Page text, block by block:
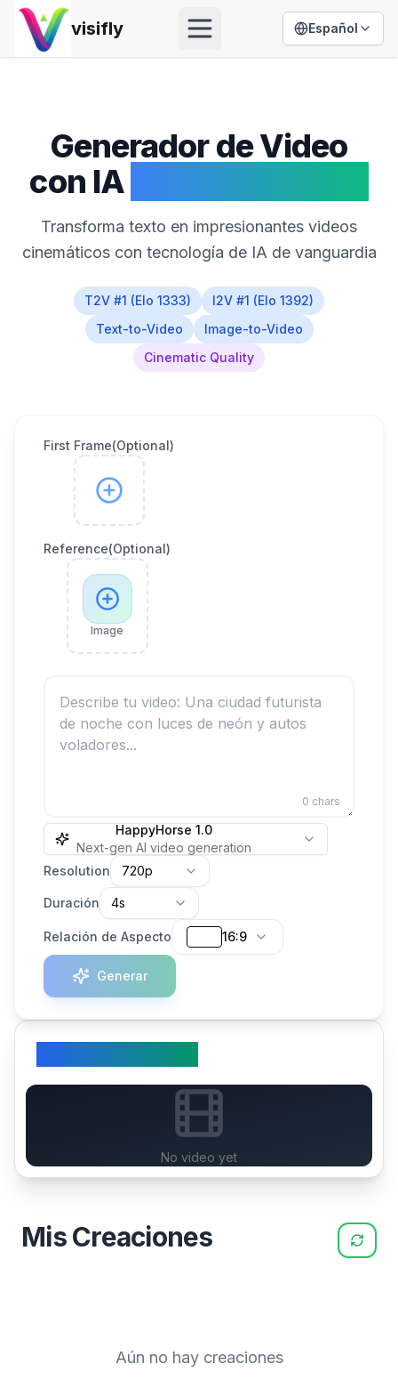
visifly Open menu Español
Generador de Video
con IA
Transforma texto en impresionantes videos
cinemáticos con tecnología de IA de vanguardia
T2V #1 (Elo 1333)
I2V #1 (Elo 1392)
Text-to-Video
Image-to-Video
Cinematic Quality
First Frame(Optional)
Reference(Optional)
Image
0 chars
HappyHorse 1.0
Next-gen AI video generation
Resolution
720p
Duración 4s
Relación de Aspecto 16:9
Generar
No video yet
Mis Creaciones
Aún no hay creaciones